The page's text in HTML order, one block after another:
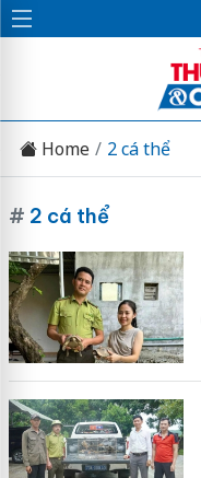
Home 2 cá thể
# 2 cá thể